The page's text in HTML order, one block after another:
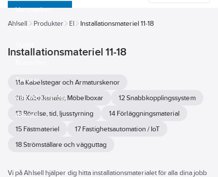
Varumärken
Kampanjer
Tjänster
Vårt erbjudande
Aktuellt
Ahlsell Produkter El Installationsmateriel 11-18
Installationsmateriel 11-18
11a Kabelstegar och Armaturskenor
11b Kabelkanaler, Möbelboxar
12 Snabbkopplingssystem
13 Rörelse, tid, ljusstyrning
14 Förläggningsmaterial
15 Fästmateriel
17 Fastighetsautomation / IoT
18 Strömställare och vägguttag
Vi på Ahlsell hjälper dig hitta installationsmaterialet för alla dina jobb